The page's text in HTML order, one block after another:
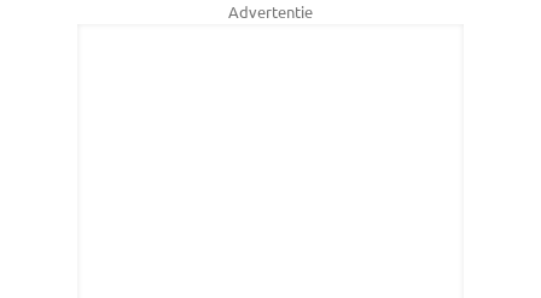
Advertentie